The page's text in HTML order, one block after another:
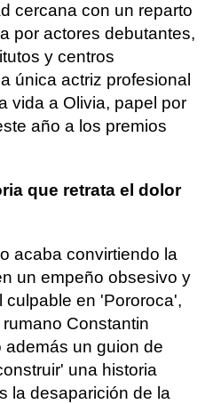
cercana con un reparto
por actores debutantes,
y centros
única actriz profesional
vida a Olivia, papel por
año a los premios
que retrata el dolor
acaba convirtiendo la
un empeño obsesivo y
culpable en 'Pororoca',
Constantin
un guion de
una historia
la desaparición de la